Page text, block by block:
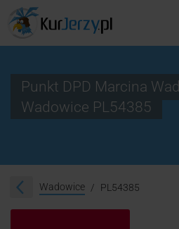
Śledzenie
Punkt DPD Marcina
Wadowice PL54385
Wadowice PL54385